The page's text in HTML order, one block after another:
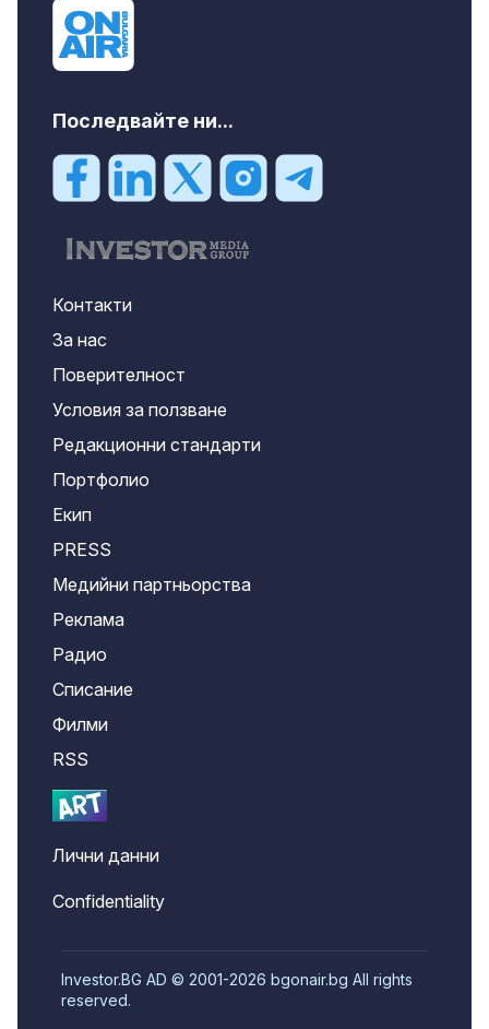
Последвайте ни...
Контакти
За нас
Поверителност
Условия за ползване
Редакционни стандарти
Портфолио
Екип
PRESS
Медийни партньорства
Реклама
Радио
Списание
Филми
RSS
Лични данни
Confidentiality
Investor.BG AD © 2001-2026 bgonair.bg All rights
reserved.